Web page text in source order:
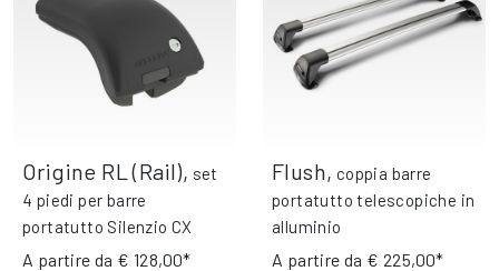
Origine RL (Rail), set
4 piedi per barre
portatutto Silenzio CX
A partire da € 128,00*
Flush, coppia barre
portatutto telescopiche in
alluminio
A partire da € 225,00*